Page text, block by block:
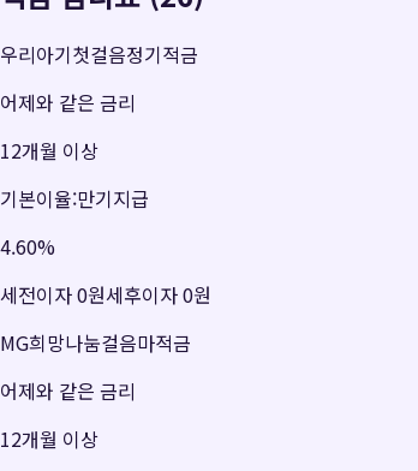
우리아기첫걸음정기적금
어제와 같은 금리
12개월 이상
기본이율:만기지급
4.60%
세전이자0원세후이자0원
MG희망나눔걸음마적금
어제와 같은 금리
12개월 이상